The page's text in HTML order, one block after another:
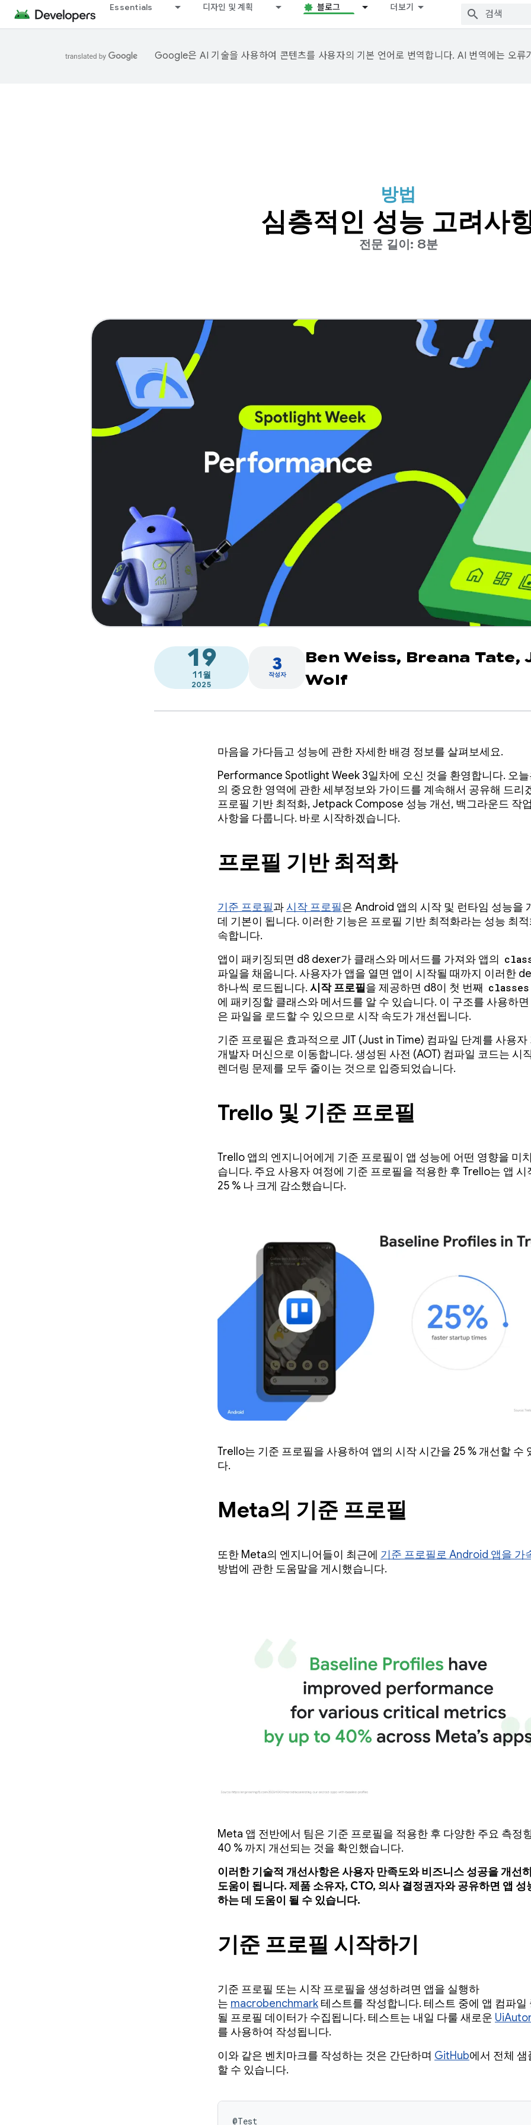
Essentials 디자인 및 계획 블로그 더보기
Google은 AI 기술을 사용하여 콘텐츠를 사용자의 기본 언어로 번역합니다. AI 번역에는 오류
방법
심층적인 성능 고려사
전문 길이: 8분
19
11월
2025
3
작성자
Ben Weiss, Breana Tate,
Wolf
마음을 가다듬고 성능에 관한 자세한 배경 정보를 살펴보세요.
Performance Spotlight Week 3일차에 오신 것을 환영합니다. 오늘
의 중요한 영역에 관한 세부정보와 가이드를 계속해서 공유해 드리
프로필 기반 최적화, Jetpack Compose 성능 개선, 백그라운드 작
사항을 다룹니다. 바로 시작하겠습니다.
프로필 기반 최적화
기준 프로필과시작 프로필은 Android 앱의 시작 및 런타임 성능을
데 기본이 됩니다. 이러한 기능은 프로필 기반 최적화라는 성능 최
속합니다.
앱이 패키징되면 d8 dexer가 클래스와 메서드를 가져와 앱의
파일을 채웁니다. 사용자가 앱을 열면 앱이 시작될 때까지 이러한
하나씩 로드됩니다. 시작 프로필을 제공하면 d8이 첫 번째
에 패키징할 클래스와 메서드를 알 수 있습니다. 이 구조를 사용하면
은 파일을 로드할 수 있으므로 시작 속도가 개선됩니다.
기준 프로필은 효과적으로 JIT (Just in Time) 컴파일 단계를 사용자
개발자 머신으로 이동합니다. 생성된 사전 (AOT) 컴파일 코드는 시
렌더링 문제를 모두 줄이는 것으로 입증되었습니다.
Trello 및 기준 프로필
Trello 앱의 엔지니어에게 기준 프로필이 앱 성능에 어떤 영향을 미
습니다. 주요 사용자 여정에 기준 프로필을 적용한 후 Trello는 앱 시
25 % 나 크게 감소했습니다.
Trello는 기준 프로필을 사용하여 앱의 시작 시간을 25 % 개선할 수
다.
Meta의 기준 프로필
또한 Meta의 엔지니어들이 최근에 기준 프로필로 Android 앱을 가
방법에 관한 도움말을 게시했습니다.
Meta 앱 전반에서 팀은 기준 프로필을 적용한 후 다양한 주요 측정
40 % 까지 개선되는 것을 확인했습니다.
이러한 기술적 개선사항은 사용자 만족도와 비즈니스 성공을 개선
도움이 됩니다. 제품 소유자, CTO, 의사 결정권자와 공유하면 앱 성
하는 데 도움이 될 수 있습니다.
기준 프로필 시작하기
기준 프로필 또는 시작 프로필을 생성하려면 앱을 실행하
는 macrobenchmark 테스트를 작성합니다. 테스트 중에 앱 컴파일
될 프로필 데이터가 수집됩니다. 테스트는 내일 다룰 새로운
를 사용하여 작성됩니다.
이와 같은 벤치마크를 작성하는 것은 간단하며 GitHub에서 전체 샘
할 수 있습니다.
@Test